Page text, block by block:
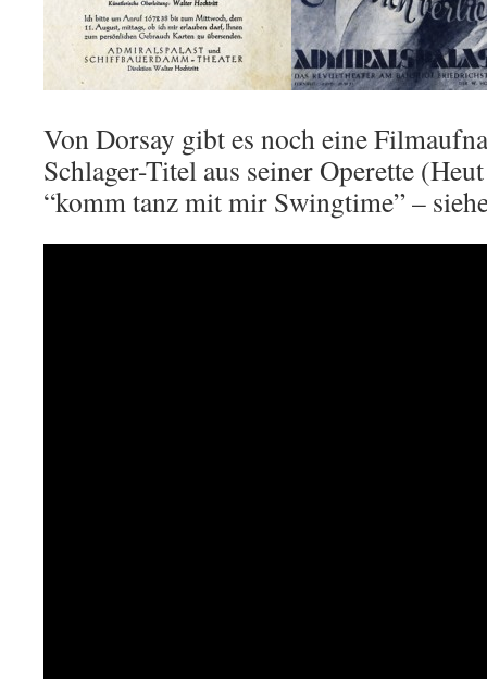
Von Dorsay gibt es noch eine
Schlager-Titel aus seiner Operette
“komm tanz mit mir Swingtime” –